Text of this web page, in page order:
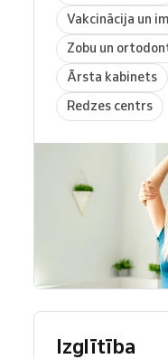
Vakcinācija un
Zobu un
Ārsta kabinets
Redzes centrs
Izglītība